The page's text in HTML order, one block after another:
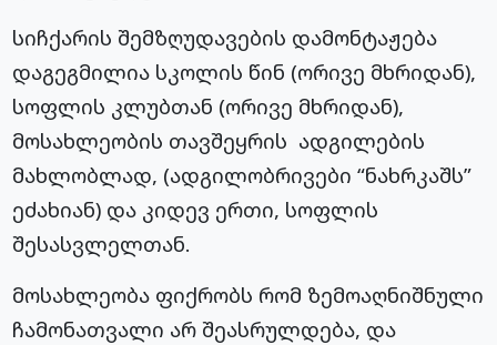
სიჩქარის შემზღუდავების დამონტაჟება
დაგეგმილია სკოლის წინ (ორივე მხრიდან),
სოფლის კლუბთან (ორივე მხრიდან),
მოსახლეობის თავშეყრის ადგილების
მახლობლად, (ადგილობრივები “ნახრკაშს”
ეძახიან) და კიდევ ერთი, სოფლის
შესასვლელთან.
მოსახლეობა ფიქრობს რომ ზემოაღნიშნული
ჩამონათვალი არ შეასრულდება, და